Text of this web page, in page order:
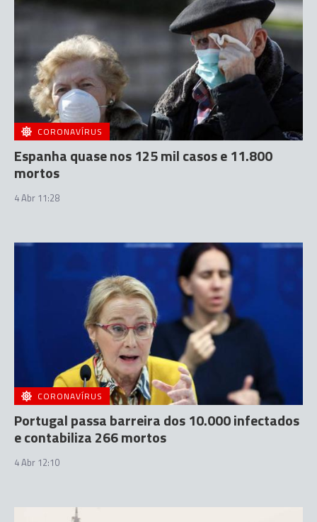
CORONAVÍRUS
Espanha quase nos 125 mil casos e 11.800
mortos
4 Abr 11:28
CORONAVÍRUS
Portugal passa barreira dos 10.000 infectados
e contabiliza 266 mortos
4 Abr 12:10